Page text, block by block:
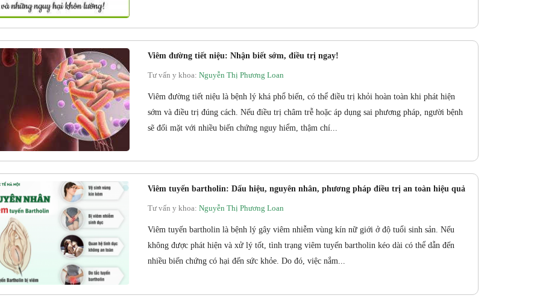
Viêm đường tiết niệu: Nhận biết sớm, điều trị ngay!
Tư vấn y khoa: Nguyễn Thị Phương Loan
Viêm đường tiết niệu là bệnh lý khá phổ biến, có thể điều trị khỏi hoàn toàn khi phát hiện
sớm và điều trị đúng cách. Nếu điều trị châm trễ hoặc áp dụng sai phương pháp, người bệnh
sẽ đối mặt với nhiều biến chứng nguy hiểm, thậm chí...
Viêm tuyến bartholin: Dấu hiệu, nguyên nhân, phương pháp điều trị an toàn hiệu quả
Tư vấn y khoa: Nguyễn Thị Phương Loan
Viêm tuyến bartholin là bệnh lý gây viêm nhiễm vùng kín nữ giới ở độ tuổi sinh sản. Nếu
không được phát hiện và xử lý tốt, tình trạng viêm tuyến bartholin kéo dài có thể dẫn đến
nhiều biến chứng có hại đến sức khỏe. Do đó, việc nắm...